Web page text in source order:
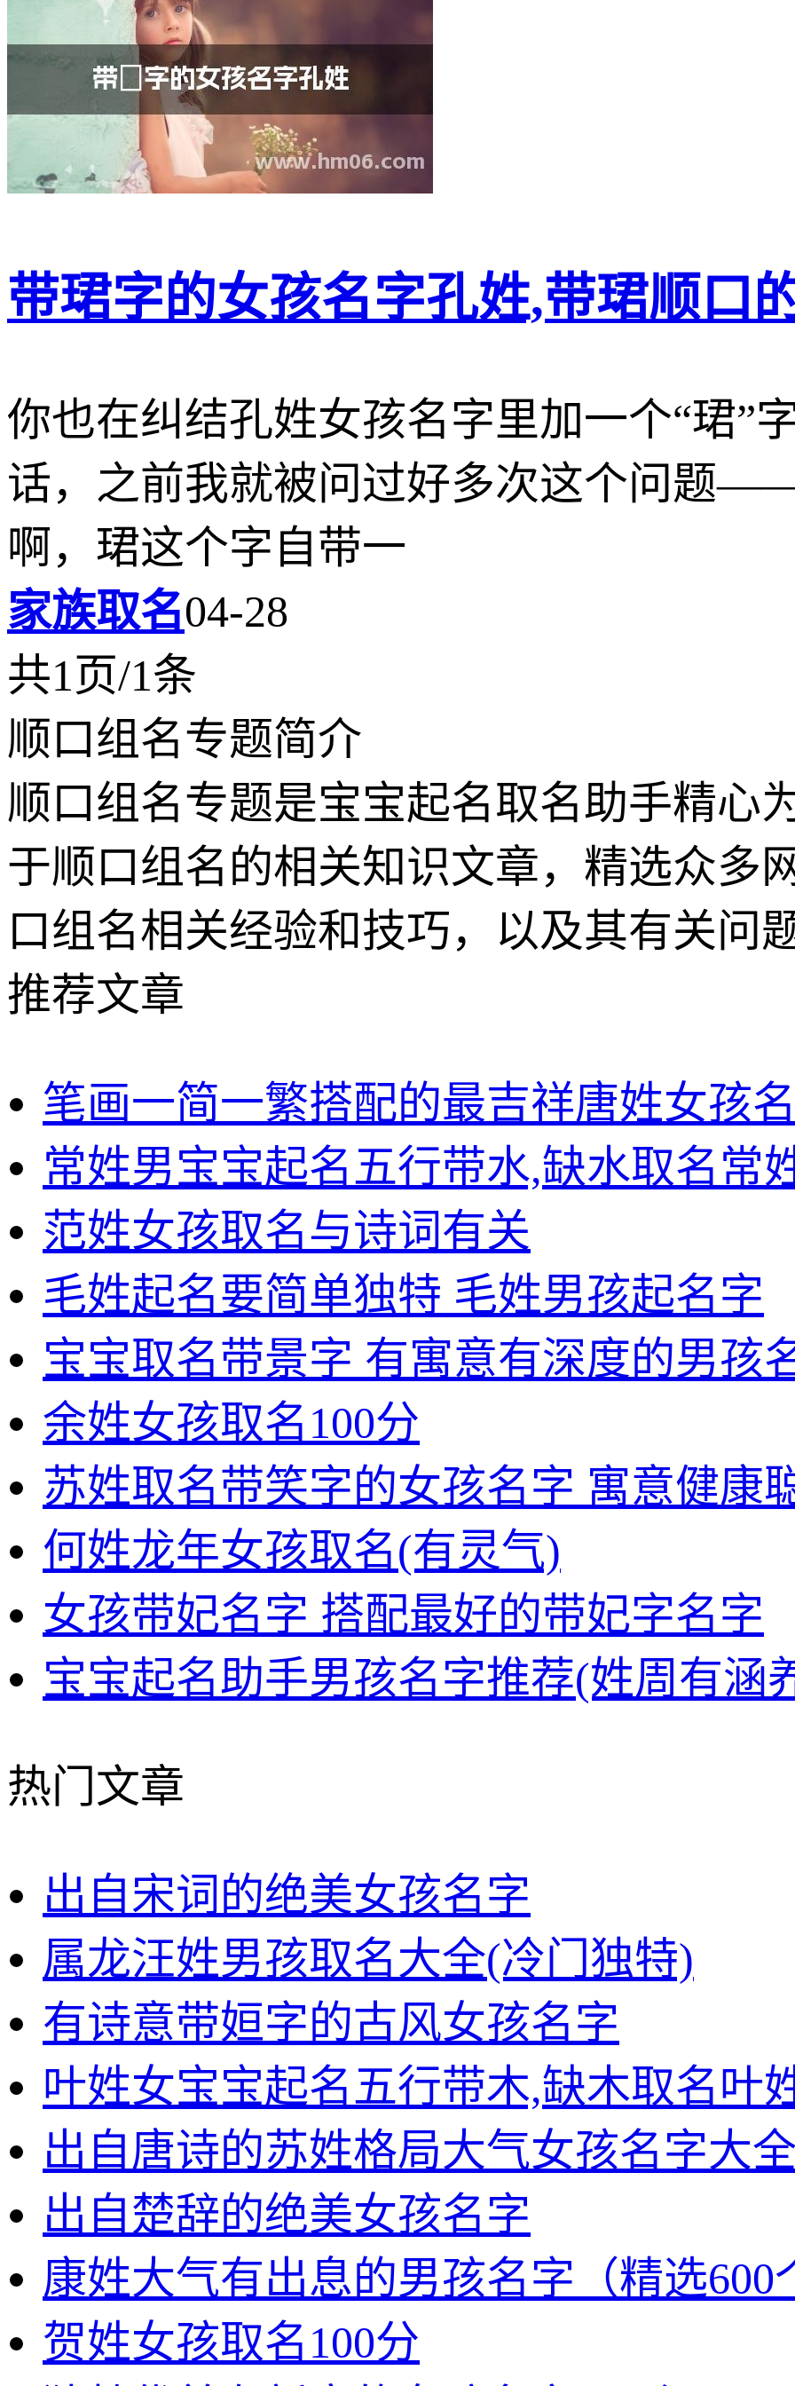
带珺字的女孩名字孔姓,带珺顺口
你也在纠结孔姓女孩名字里加一个“珺”
话，之前我就被问过好多次这个问题
啊，珺这个字自带一
家族取名04-28
共1页/1条
顺口组名专题简介
顺口组名专题是宝宝起名取名助手精心
于顺口组名的相关知识文章，精选众多
口组名相关经验和技巧，以及其有关问
推荐文章
笔画一简一繁搭配的最吉祥唐姓女孩
常姓男宝宝起名五行带水,缺水取名常
范姓女孩取名与诗词有关
毛姓起名要简单独特 毛姓男孩起名字
宝宝取名带景字 有寓意有深度的男孩
余姓女孩取名100分
苏姓取名带笑字的女孩名字 寓意健康
何姓龙年女孩取名(有灵气)
女孩带妃名字 搭配最好的带妃字名字
宝宝起名助手男孩名字推荐(姓周有涵
热门文章
出自宋词的绝美女孩名字
属龙汪姓男孩取名大全(冷门独特)
有诗意带姮字的古风女孩名字
叶姓女宝宝起名五行带木,缺木取名叶
出自唐诗的苏姓格局大气女孩名字大
出自楚辞的绝美女孩名字
康姓大气有出息的男孩名字（精选600
贺姓女孩取名100分